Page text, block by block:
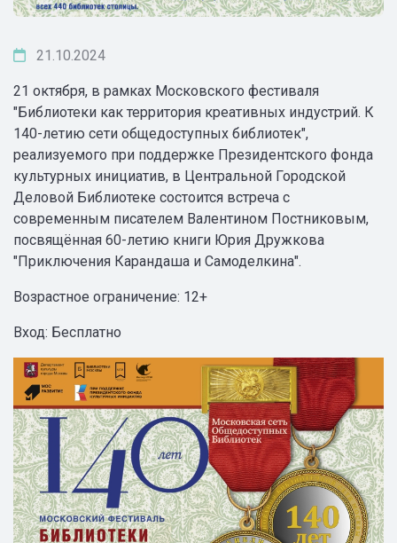
21.10.2024
21 октября, в рамках Московского фестиваля
"Библиотеки как территория креативных индустрий. К
140-летию сети общедоступных библиотек",
реализуемого при поддержке Президентского фонда
культурных инициатив, в Центральной Городской
Деловой Библиотеке состоится встреча с
современным писателем Валентином Постниковым,
посвящённая 60-летию книги Юрия Дружкова
"Приключения Карандаша и Самоделкина".
Возрастное ограничение: 12+
Вход: Бесплатно